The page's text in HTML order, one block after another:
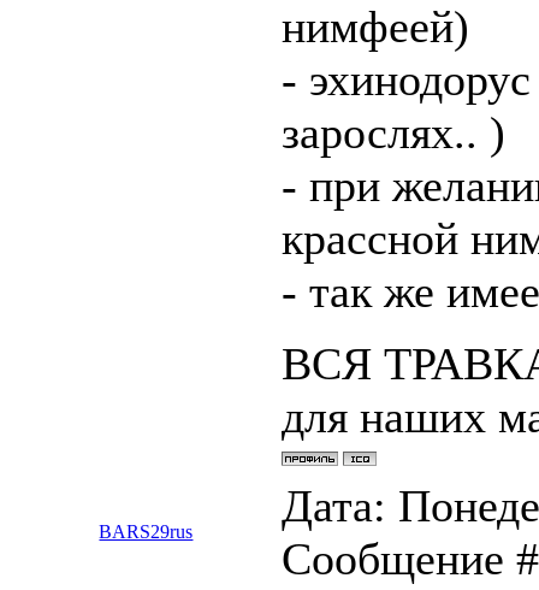
нимфеей)
-
зарослях.. )
- при
крассной
- так же
ВСЯ ТРАВКА
для наших
BARS29rus
Дата:
Сообщение